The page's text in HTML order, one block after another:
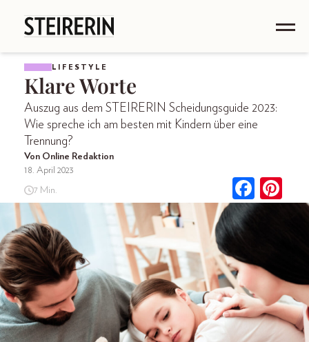
LIFESTYLE
Klare Worte
Auszug aus dem STEIRERIN Scheidungsguide 2023:
Wie spreche ich am besten mit Kindern über eine
Trennung?
Von Online Redaktion
18. April 2023
7 Min.